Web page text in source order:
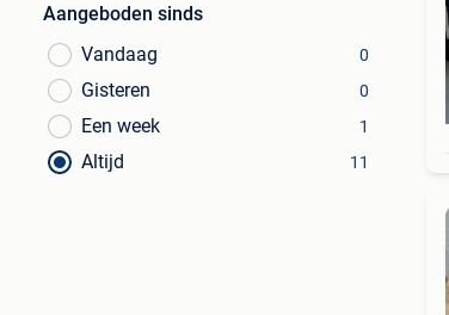
Aangeboden sinds
Vandaag
0
Gisteren 0
Een week 1
Altijd 11